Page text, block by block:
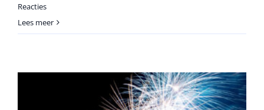
Reacties
Lees meer